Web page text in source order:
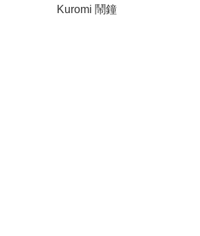
Kuromi 鬧鐘